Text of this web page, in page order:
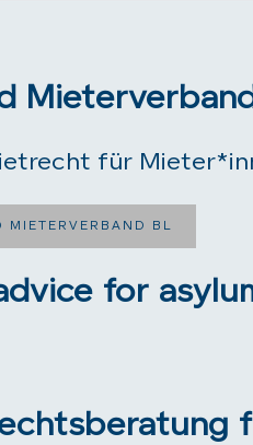
für
MIETERVERBAND BL
for